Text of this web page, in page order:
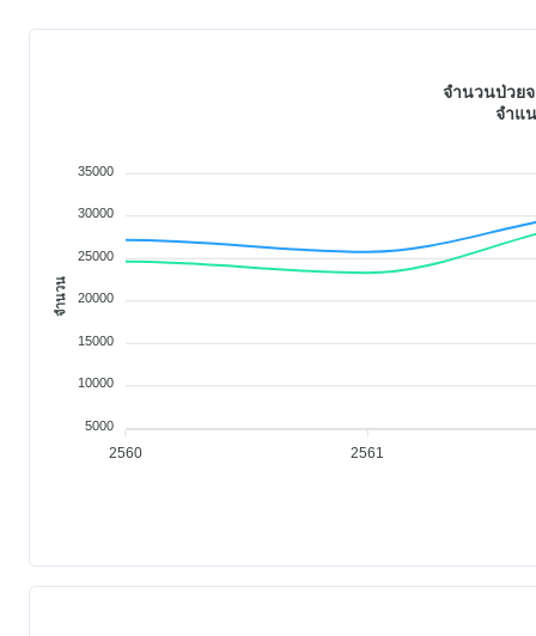
2560 2561
จำนวนป่วย
จำแ
35000
30000
25000
20000
15000
10000
5000
จำนวน